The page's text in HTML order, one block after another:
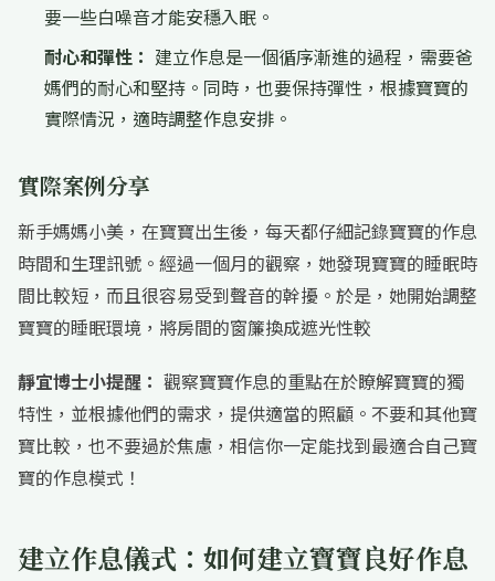
要一些白噪音才能安穩入眠。
耐心和彈性： 建立作息是一個循序漸進的過程，需要爸
媽們的耐心和堅持。同時，也要保持彈性，根據寶寶的
實際情況，適時調整作息安排。
實際案例分享
新手媽媽小美，在寶寶出生後，每天都仔細記錄寶寶的作息
時間和生理訊號。經過一個月的觀察，她發現寶寶的睡眠時
間比較短，而且很容易受到聲音的幹擾。於是，她開始調整
寶寶的睡眠環境，將房間的窗簾換成遮光性較
靜宜博士小提醒： 觀察寶寶作息的重點在於瞭解寶寶的獨
特性，並根據他們的需求，提供適當的照顧。不要和其他寶
寶比較，也不要過於焦慮，相信你一定能找到最適合自己寶
寶的作息模式！
建立作息儀式：如何建立寶寶良好作息